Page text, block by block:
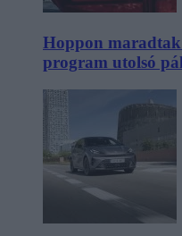
Hoppon
program utolsó